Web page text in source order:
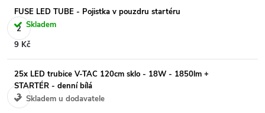
FUSE LED TUBE - Pojistka v pouzdru startéru
Skladem
9 Kč
25x LED trubice V-TAC 120cm sklo - 18W - 1850lm +
STARTÉR - denní bílá
Skladem u dodavatele